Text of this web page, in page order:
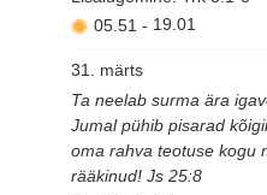
05.51 - 19.01
31. märts
Ta neelab surma ära
Jumal pühib pisarad
oma rahva teotuse kogu
rääkinud! Js 25:8